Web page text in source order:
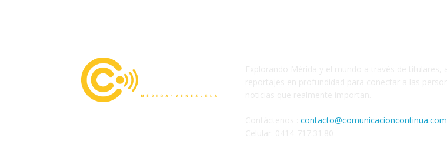
contacto@comunicacioncontinua.com